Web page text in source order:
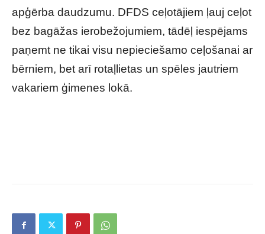
apģērba daudzumu. DFDS ceļotājiem ļauj ceļot
bez bagāžas ierobežojumiem, tādēļ iespējams
paņemt ne tikai visu nepieciešamo ceļošanai ar
bērniem, bet arī rotaļlietas un spēles jautriem
vakariem ģimenes lokā.